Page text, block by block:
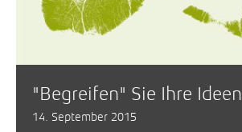
"Begreifen" Sie Ihre Ideen
14. September 2015